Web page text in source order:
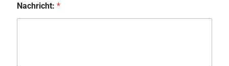
Nachricht:*